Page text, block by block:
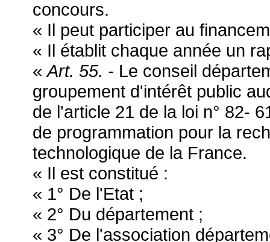
concours.
« Il peut participer au
« Il établit chaque année un
«Art. 55. - Le conseil
groupement d'intérêt public
de l'article 21 de la loi n° 82-
de programmation pour la
technologique de la France.
« Il est constitué :
« 1° De l'Etat ;
« 2° Du département ;
« 3° De l'association